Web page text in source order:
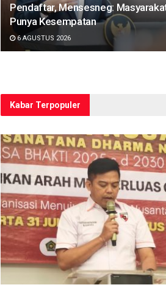
Pendaftar, Mensesneg:
Punya Kesempatan
6 AGUSTUS 2026
Kabar Terpopuler